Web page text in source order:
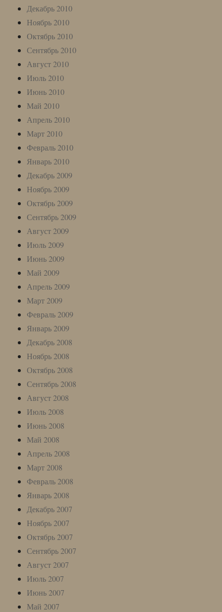
Декабрь 2010
Ноябрь 2010
Октябрь 2010
Сентябрь 2010
Август 2010
Июль 2010
Июнь 2010
Май 2010
Апрель 2010
Март 2010
Февраль 2010
Январь 2010
Декабрь 2009
Ноябрь 2009
Октябрь 2009
Сентябрь 2009
Август 2009
Июль 2009
Июнь 2009
Май 2009
Апрель 2009
Март 2009
Февраль 2009
Январь 2009
Декабрь 2008
Ноябрь 2008
Октябрь 2008
Сентябрь 2008
Август 2008
Июль 2008
Июнь 2008
Май 2008
Апрель 2008
Март 2008
Февраль 2008
Январь 2008
Декабрь 2007
Ноябрь 2007
Октябрь 2007
Сентябрь 2007
Август 2007
Июль 2007
Июнь 2007
Май 2007